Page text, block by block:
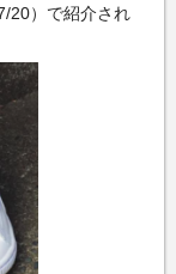
20）で紹介され